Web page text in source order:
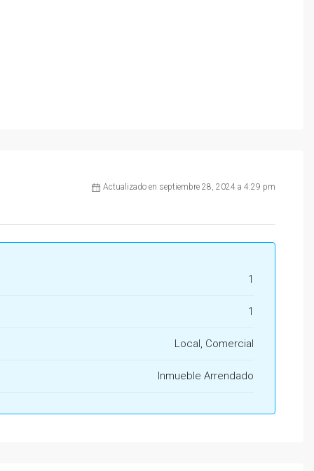
Actualizado en septiembre 28, 2024 a 4:29 pm
1
1
Local, Comercial
Inmueble Arrendado